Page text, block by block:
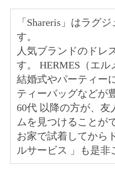
「Shareris」はラグ
す。
人気ブランドのドレ
す。 HERMES（エ
結婚式やパーティー
ティーバッグなどが
60代 以降の方が、
ムを見つけることが
お家で試着してから
ルサービス
」も是非